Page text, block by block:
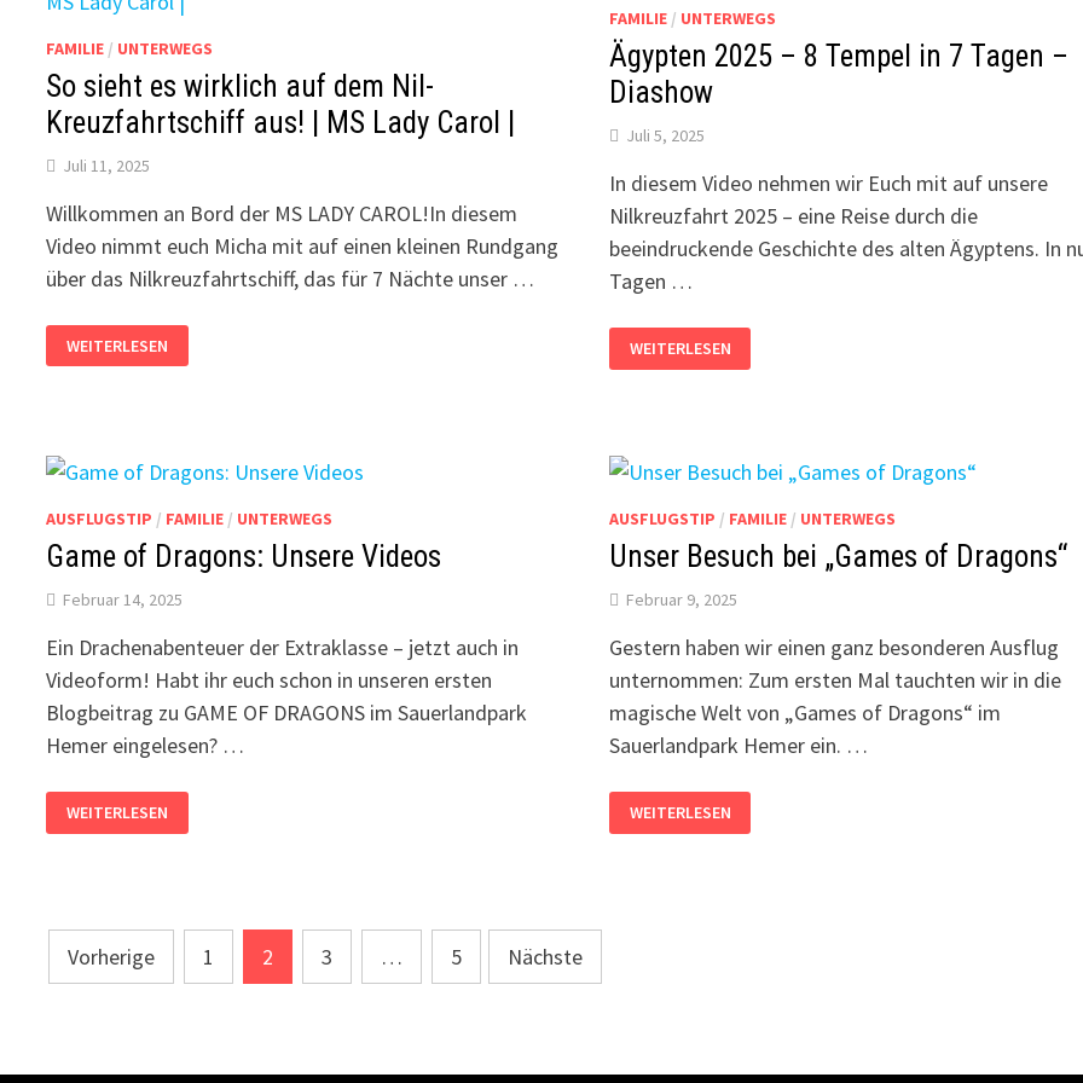
OMBO
FAMILIE / UNTERWEGS
So sieht es wirklich auf dem Nil-
Kreuzfahrtschiff aus! | MS Lady Carol |
Juli 11, 2025
Willkommen an Bord der MS LADY CAROL!In diesem
Video nimmt euch Micha mit auf einen kleinen Rundgang
über das Nilkreuzfahrtschiff, das für 7 Nächte unser …
SIEHT
ES
AUS!
|
LADY
|
WEITERLESEN
FAMILIE/ UNTERWEGS
Ägypten 2025 – 8 Tempel in 7 Tagen –
Diashow
Juli 5, 2025
In diesem Video nehmen wir Euch mit auf unsere
Nilkreuzfahrt 2025 – eine Reise durch die
beeindruckende Geschichte des alten Ägyptens. In
Tagen …
2025
–
TAGEN
–
WEITERLESEN
AUSFLUGSTIP / FAMILIE / UNTERWEGS
Game of Dragons: Unsere Videos
Februar 14, 2025
Ein Drachenabenteuer der Extraklasse – jetzt auch in
Videoform! Habt ihr euch schon in unseren ersten
Blogbeitrag zu GAME OF DRAGONS im Sauerlandpark
Hemer eingelesen? …
OF
DRAGONS:
WEITERLESEN
AUSFLUGSTIP / FAMILIE/ UNTERWEGS
Unser Besuch bei „Games of Dragons“
Februar 9, 2025
Gestern haben wir einen ganz besonderen Ausflug
unternommen: Zum ersten Mal tauchten wir in die
magische Welt von „Games of Dragons“ im
Sauerlandpark Hemer ein. …
BESUCH
BEI
WEITERLESEN
Seitennummerierung
der
Vorherige 1 2 3 … 5 Nächste